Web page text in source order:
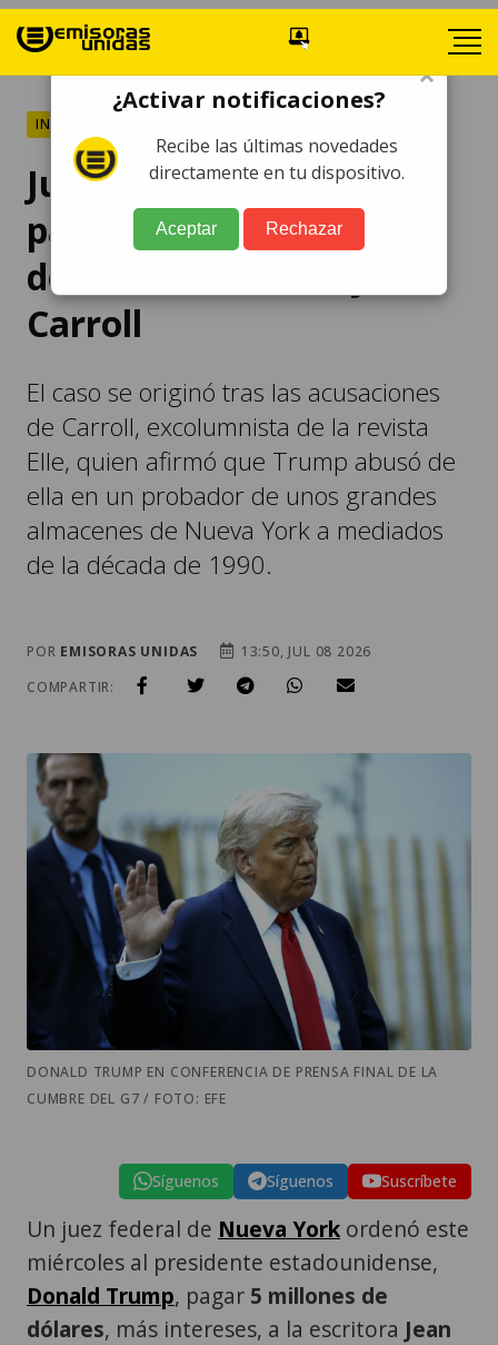
INTERNACIONALES
Juez ordena a Trump
pagar 5 millones de
dólares a escritora Jean
Carroll
El caso se originó tras las acusaciones
de Carroll, excolumnista de la revista
Elle, quien afirmó que Trump abusó de
ella en un probador de unos grandes
almacenes de Nueva York a mediados
de la década de 1990.
POR EMISORAS UNIDAS
13:50, JUL 08 2026
COMPARTIR:
DONALD TRUMP EN CONFERENCIA DE PRENSA FINAL DE LA
CUMBRE DEL G7 / FOTO: EFE
Síguenos Síguenos Suscríbete
Un juez federal de Nueva York ordenó este
miércoles al presidente estadounidense,
Donald Trump, pagar 5 millones de
dólares, más intereses, a la escritora Jean
×
¿Activar notificaciones?
Recibe las últimas novedades
directamente en tu dispositivo.
Aceptar Rechazar